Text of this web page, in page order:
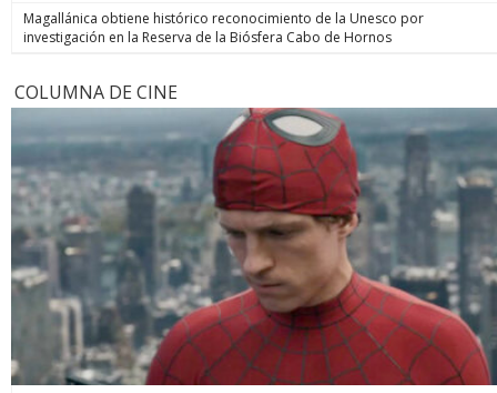
Magallánica obtiene histórico reconocimiento de la Unesco por
investigación en la Reserva de la Biósfera Cabo de Hornos
COLUMNA DE CINE